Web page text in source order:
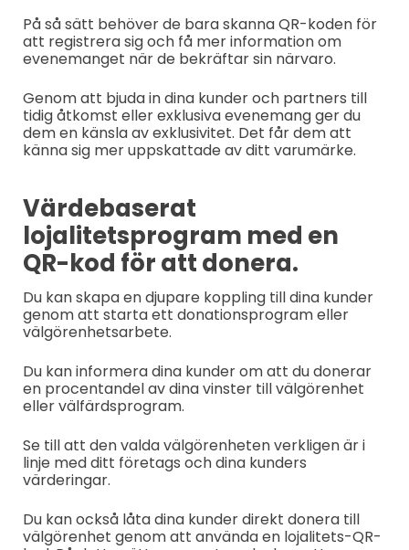
På så sätt behöver de bara skanna QR-koden för
att registrera sig och få mer information om
evenemanget när de bekräftar sin närvaro.
Genom att bjuda in dina kunder och partners till
tidig åtkomst eller exklusiva evenemang ger du
dem en känsla av exklusivitet. Det får dem att
känna sig mer uppskattade av ditt varumärke.
Värdebaserat
lojalitetsprogram med en
QR-kod för att donera.
Du kan skapa en djupare koppling till dina kunder
genom att starta ett donationsprogram eller
välgörenhetsarbete.
Du kan informera dina kunder om att du donerar
en procentandel av dina vinster till välgörenhet
eller välfärdsprogram.
Se till att den valda välgörenheten verkligen är i
linje med ditt företags och dina kunders
värderingar.
Du kan också låta dina kunder direkt donera till
välgörenhet genom att använda en lojalitets-QR-